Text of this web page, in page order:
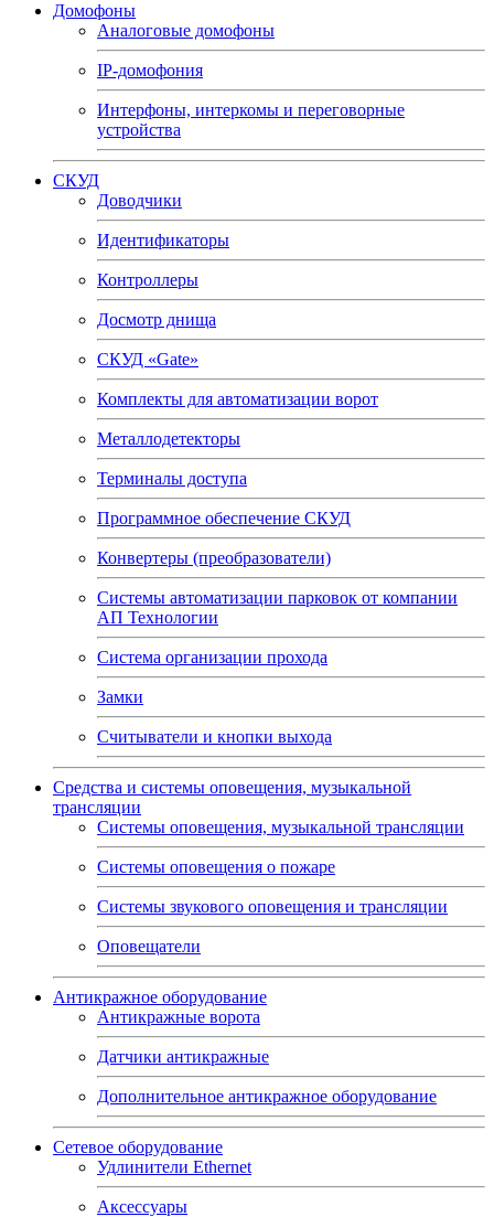
Домофоны
Аналоговые домофоны
IP-домофония
Интерфоны, интеркомы и переговорные
устройства
СКУД
Доводчики
Идентификаторы
Контроллеры
Досмотр днища
СКУД «Gate»
Комплекты для автоматизации ворот
Металлодетекторы
Терминалы доступа
Программное обеспечение СКУД
Конвертеры (преобразователи)
Системы автоматизации парковок от компании
АП Технологии
Система организации прохода
Замки
Считыватели и кнопки выхода
Средства и системы оповещения, музыкальной
трансляции
Системы оповещения, музыкальной трансляции
Системы оповещения о пожаре
Системы звукового оповещения и трансляции
Оповещатели
Антикражное оборудование
Антикражные ворота
Датчики антикражные
Дополнительное антикражное оборудование
Сетевое оборудование
Удлинители Ethernet
Аксессуары